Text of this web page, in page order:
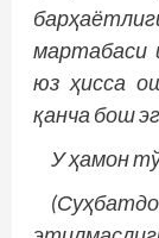
мартабаси
юз ҳисса
қанча бош
У ҳамон